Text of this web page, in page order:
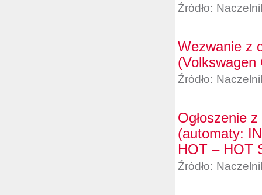
Źródło:
Wezwanie z
(Volkswagen
Źródło:
Ogłoszenie
(automaty:
HOT – HOT
Źródło: